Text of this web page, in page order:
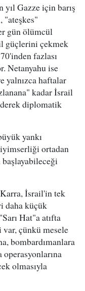
yıl Gazze için barış
"ateşkes"
gün ölümcül
güçlerini çekmek
fazlası
Netanyahu ise
yalnızca haftalar
kadar İsrail
diplomatik
yankı
iyimserliği ortadan
başlayabileceği
İsrail'in tek
daha küçük
Hat"a atıfta
çünkü mesele
bombardımanlara
operasyonlarına
olmasıyla